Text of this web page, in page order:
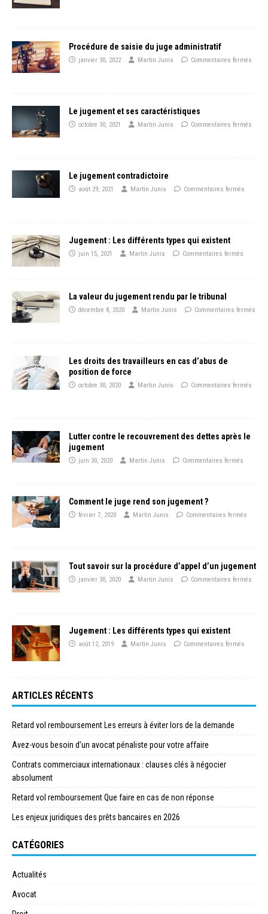
Procédure de saisie du juge administratif
janvier 30, 2022 Martin Junis Commentaires fermés
Le jugement et ses caractéristiques
octobre 30, 2021 Martin Junis Commentaires fermés
Le jugement contradictoire
août 29, 2021 Martin Junis Commentaires fermés
Jugement : Les différents types qui existent
juin 15, 2021 Martin Junis Commentaires fermés
La valeur du jugement rendu par le tribunal
décembre 8, 2020 Martin Junis Commentaires fermés
Les droits des travailleurs en cas d’abus de
position de force
octobre 30, 2020 Martin Junis Commentaires fermés
Lutter contre le recouvrement des dettes après le
jugement
juin 30, 2020 Martin Junis Commentaires fermés
Comment le juge rend son jugement ?
février 7, 2020 Martin Junis Commentaires fermés
Tout savoir sur la procédure d’appel d’un jugement
janvier 30, 2020 Martin Junis Commentaires fermés
Jugement : Les différents types qui existent
août 12, 2019 Martin Junis Commentaires fermés
ARTICLES RÉCENTS
Retard vol remboursement Les erreurs à éviter lors de la demande
Avez-vous besoin d’un avocat pénaliste pour votre affaire
Contrats commerciaux internationaux : clauses clés à négocier
absolument
Retard vol remboursement Que faire en cas de non réponse
Les enjeux juridiques des prêts bancaires en 2026
CATÉGORIES
Actualités
Avocat